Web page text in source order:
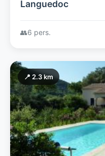
Languedoc
👥6 pers.
📍 2.3 km